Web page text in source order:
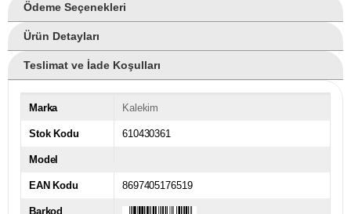
Ödeme Seçenekleri
Ürün Detayları
Teslimat ve İade Koşulları
Marka Kalekim
Stok Kodu 610430361
Model
EAN Kodu 8697405176519
Barkod